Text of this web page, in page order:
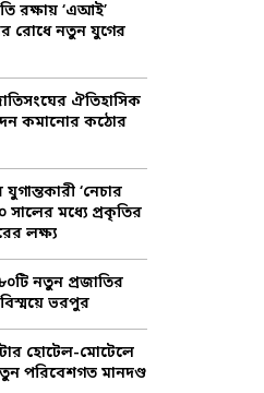
R
C
H
রক্ষায় ‘এআই’
রোধে নতুন যুগের
ঐতিহাসিক
কমানোর কঠোর
‘নেচার
সালের মধ্যে প্রকৃতির
লক্ষ্য
নতুন প্রজাতির
ভরপুর
হোটেল-মোটেলে
পরিবেশগত মানদণ্ড